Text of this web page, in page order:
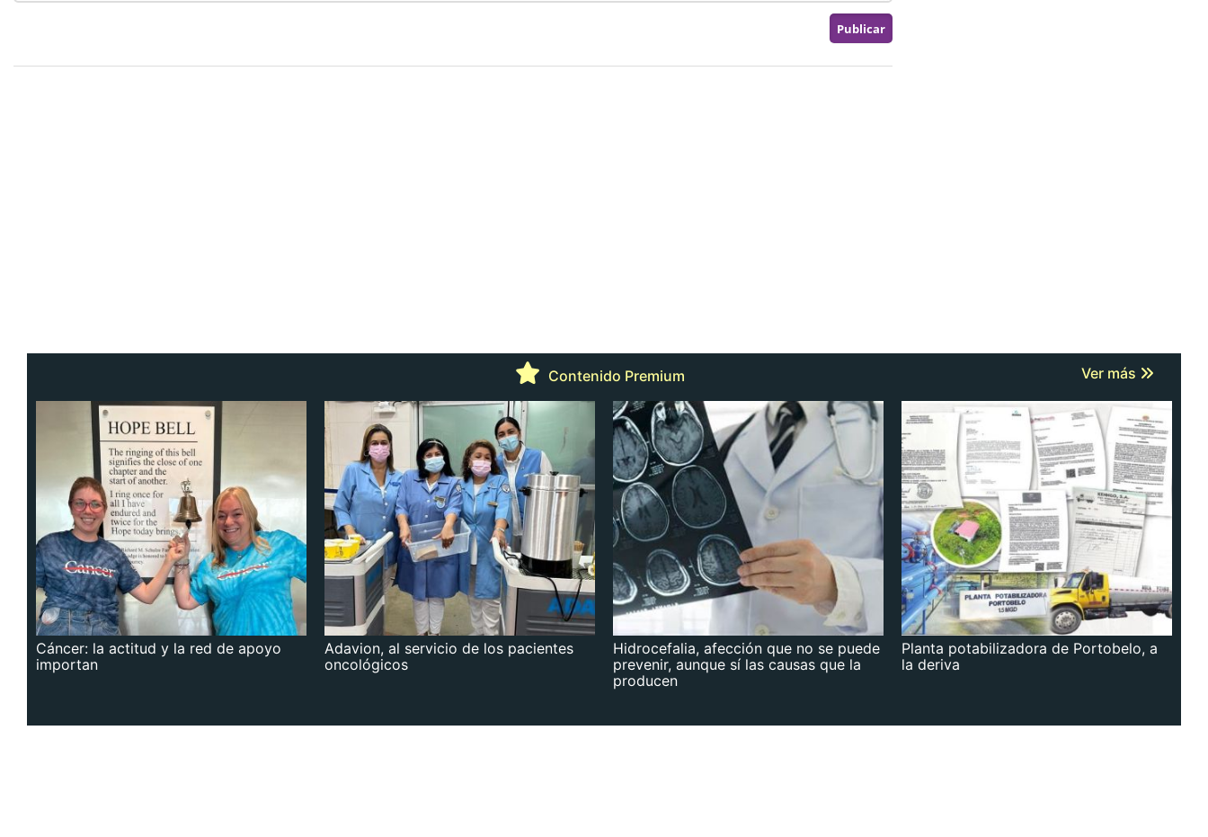
Contenido Premium Ver más
Cáncer: la actitud y la red de apoyo
importan
Adavion, al servicio de los pacientes
oncológicos
Hidrocefalia, afección que no se puede
prevenir, aunque sí las causas que la
producen
Planta potabilizadora de Portobelo, a
la deriva